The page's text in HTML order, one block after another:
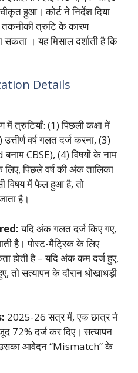
हुआ। कोर्ट ने निर्देश दिया
तकनीकी त्रुटि के कारण
सकता । यह मिसाल दर्शाती है कि
Details
में त्रुटियाँ: (1) पिछली कक्षा में
वर्ष गलत दर्ज करना, (3)
CBSE), (4) विषयों के नाम
पिछले वर्ष की अंक तालिका
विषय में फेल हुआ है, तो
है।
यदि अंक गलत दर्ज किए गए,
है। पोस्ट-मैट्रिक के लिए
होती है – यदि अंक कम दर्ज हुए,
तो सत्यापन के दौरान धोखाधड़ी
2025-26 सत्र में, एक छात्र ने
72% दर्ज कर दिए। सत्यापन
आवेदन “Mismatch” के